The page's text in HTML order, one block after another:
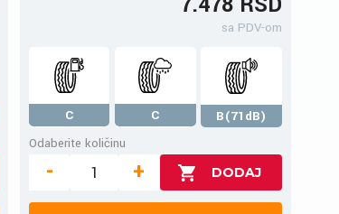
sa PDV-om
C C
B(71dB)
Odaberite količinu
- +